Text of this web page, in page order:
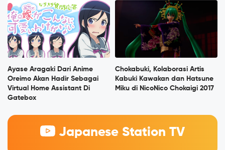
Ayase Aragaki Dari Anime
Oreimo Akan Hadir Sebagai
Virtual Home Assistant Di
Gatebox
Chokabuki, Kolaborasi Artis
Kabuki Kawakan dan Hatsune
Miku di NicoNico Chokaigi 2017
Japanese Station TV